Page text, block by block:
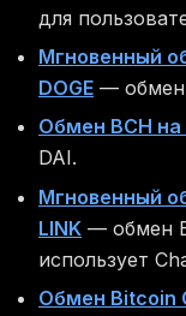
для
Мгновенный
DOGE — обмен
Обмен BCH на
DAI.
Мгновенный
LINK — обмен
использует
Обмен Bitcoin